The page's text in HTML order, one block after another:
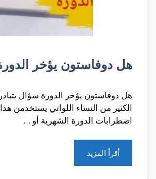
هل دوفاستون يؤخر
هل دوفاستون يؤخر الدورة سؤال
الكثير من النساء اللواتي يستخدمن هذا
اضطرابات الدورة الشهرية أو …
أقرأ المزيد